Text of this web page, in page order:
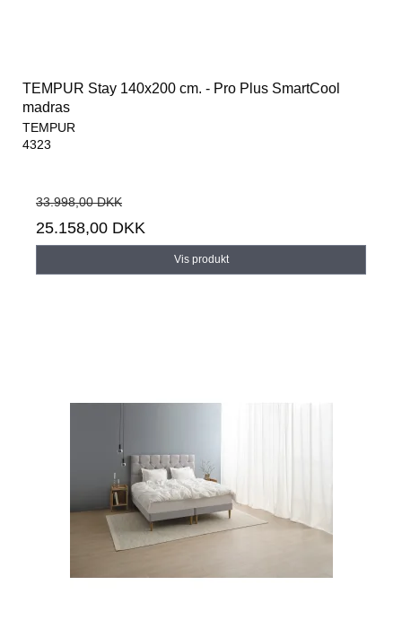
TEMPUR Stay 140x200 cm. - Pro Plus SmartCool
madras
TEMPUR
4323
33.998,00 DKK
25.158,00 DKK
Vis produkt